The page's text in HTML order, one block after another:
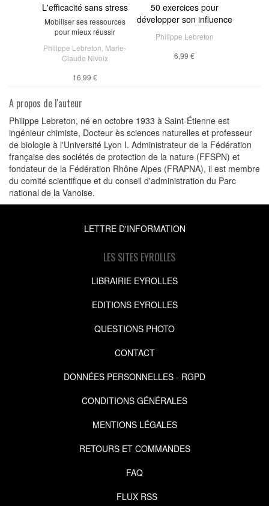
L'efficacité sans stress
Mobiliser ses ressources
pour mieux réussir
Philippe Lebreton Marie-
Claude Nivoix
16,99 €
50 exercices pour
développer son influence
Philippe Lebreton
6,99 €
A propos de l'auteur
Philippe Lebreton, né en octobre 1933 à Saint-Étienne est
ingénieur chimiste, Docteur ès sciences naturelles et professeur
de biologie à l'Université Lyon I. Administrateur de la Fédération
française des sociétés de protection de la nature (FFSPN) et
fondateur de la Fédération Rhône Alpes (FRAPNA), il est membre
du comité scientifique et du conseil d'administration du Parc
national de la Vanoise.
LETTRE D'INFORMATION
LES SITES EYROLLES
LIBRAIRIE EYROLLES
EDITIONS EYROLLES
QUESTIONS PHOTO
CONTACT
DONNÉES PERSONNELLES - RGPD
CONDITIONS GÉNÉRALES
MENTIONS LÉGALES
RETOURS ET COMMANDES
FAQ
FLUX RSS